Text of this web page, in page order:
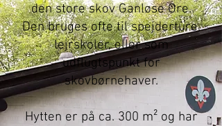
den store skov Ganløse Ore.
Den bruges ofte til spejderture,
lejrskoler, eller som
udflugtspunkt for
skovbørnehaver.
Hytten er på ca. 300 m² og har